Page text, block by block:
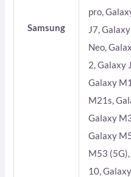
Samsung
pro,
J7,
Neo,
2, Galaxy
Galaxy
M21s,
Galaxy
Galaxy
M53
10,